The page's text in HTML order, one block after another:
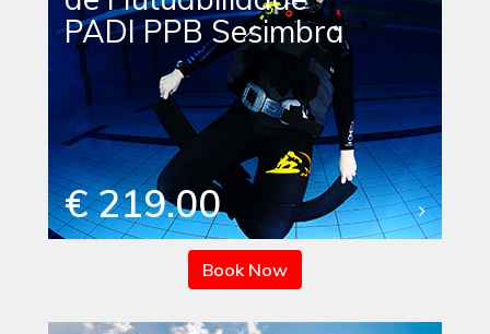
PADI PPB Sesimbra
€ 219.00
Book Now